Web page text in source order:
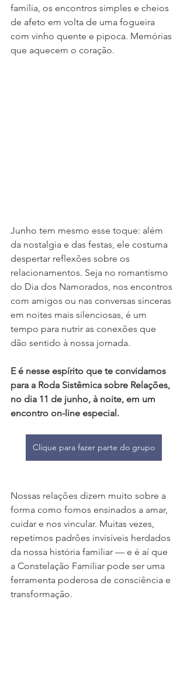
família, os encontros simples e cheios
de afeto em volta de uma fogueira
com vinho quente e pipoca. Memórias
que aquecem o coração.
Junho tem mesmo esse toque: além
da nostalgia e das festas, ele costuma
despertar reflexões sobre os
relacionamentos. Seja no romantismo
do Dia dos Namorados, nos encontros
com amigos ou nas conversas sinceras
em noites mais silenciosas, é um
tempo para nutrir as conexões que
dão sentido à nossa jornada.
E é nesse espírito que te convidamos
para a Roda Sistêmica sobre Relações,
no dia 11 de junho, à noite, em um
encontro on-line especial.
Clique para fazer parte do grupo
Nossas relações dizem muito sobre a
forma como fomos ensinados a amar,
cuidar e nos vincular. Muitas vezes,
repetimos padrões invisíveis herdados
da nossa história familiar — e é aí que
a Constelação Familiar pode ser uma
ferramenta poderosa de consciência e
transformação.